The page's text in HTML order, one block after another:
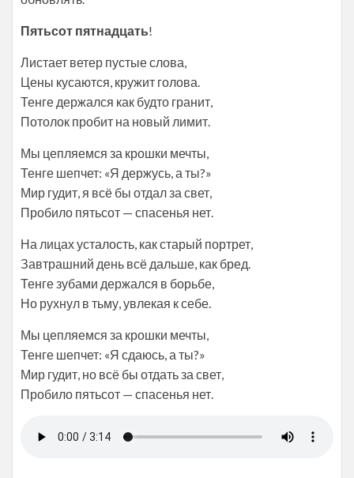
Пятьсот пятнадцать!
Листает ветер пустые слова,
Цены кусаются, кружит голова.
Тенге держался как будто гранит,
Потолок пробит на новый лимит.
Мы цепляемся за крошки мечты,
Тенге шепчет: «Я держусь, а ты?»
Мир гудит, я всё бы отдал за свет,
Пробило пятьсот — спасенья нет.
На лицах усталость, как старый портрет,
Завтрашний день всё дальше, как бред.
Тенге зубами держался в борьбе,
Но рухнул в тьму, увлекая к себе.
Мы цепляемся за крошки мечты,
Тенге шепчет: «Я сдаюсь, а ты?»
Мир гудит, но всё бы отдать за свет,
Пробило пятьсот — спасенья нет.